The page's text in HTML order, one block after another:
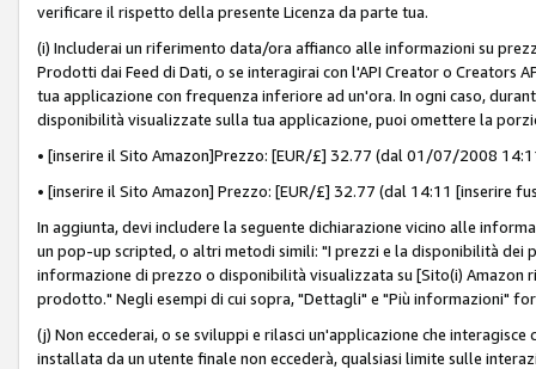
verificare il rispetto della presente Licenza da parte tua.
(i) Includerai un riferimento data/ora affianco alle informazioni su
Prodotti dai Feed di Dati, o se interagirai con l'API Creator o Creators
tua applicazione con frequenza inferiore ad un'ora. In ogni caso,
disponibilità visualizzate sulla tua applicazione, puoi omettere la
• [inserire il Sito Amazon]Prezzo: [EUR/£] 32.77 (dal 01/07/2008
• [inserire il Sito Amazon] Prezzo: [EUR/£] 32.77 (dal 14:11 [inserire
In aggiunta, devi includere la seguente dichiarazione vicino alle
un pop-up scripted, o altri metodi simili: "I prezzi e la disponibilità
informazione di prezzo o disponibilità visualizzata su [Sito(i)
prodotto." Negli esempi di cui sopra, "Dettagli" e "Più informazioni"
(j) Non eccederai, o se sviluppi e rilasci un'applicazione che interagisce
installata da un utente finale non eccederà, qualsiasi limite sulle